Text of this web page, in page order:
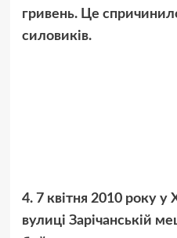
гривень. Це
силовиків.
4. 7 квітня 2010 року
вулиці Зарічанській